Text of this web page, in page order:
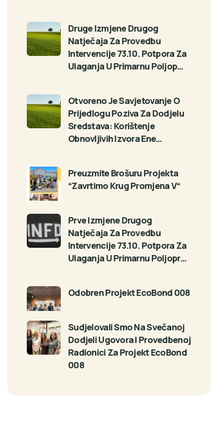
Druge Izmjene Drugog
Natječaja Za Provedbu
Intervencije 73.10. Potpora Za
Ulaganja U Primarnu Poljop…
Otvoreno Je Savjetovanje O
Prijedlogu Poziva Za Dodjelu
Sredstava: Korištenje
Obnovljivih Izvora Ene…
Preuzmite Brošuru Projekta
“Zavrtimo Krug Promjena V“
Prve Izmjene Drugog
Natječaja Za Provedbu
Intervencije 73.10. Potpora Za
Ulaganja U Primarnu Poljopr…
Odobren Projekt EcoBond 008
Sudjelovali Smo Na Svečanoj
Dodjeli Ugovora I Provedbenoj
Radionici Za Projekt EcoBond
008